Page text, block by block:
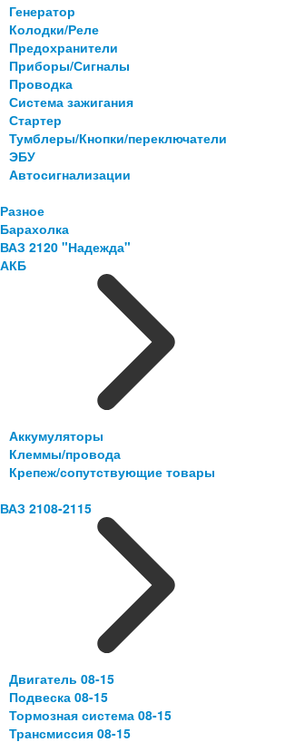
Генератор
Колодки/Реле
Предохранители
Приборы/Сигналы
Проводка
Система зажигания
Стартер
Тумблеры/Кнопки/переключатели
ЭБУ
Автосигнализации
Разное
Барахолка
ВАЗ 2120 "Надежда"
АКБ
Аккумуляторы
Клеммы/провода
Крепеж/сопутствующие товары
ВАЗ 2108-2115
Двигатель 08-15
Подвеска 08-15
Тормозная система 08-15
Трансмиссия 08-15